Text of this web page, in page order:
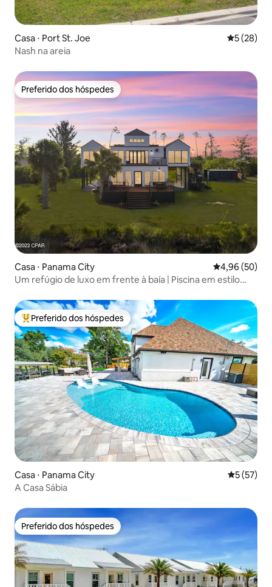
Casa ⋅ Port St. Joe 5 de uma
5 (28)
Nash na areia
Preferido dos hóspedes
Preferido dos hóspedes
Casa ⋅ Panama City 4,96 de uma
4,96 (50)
Um refúgio de luxo em frente à baía | Piscina em estilo
Entre os melhores preferidos dos hóspedes
Preferido dos hóspedes
Casa ⋅ Panama City 5 de uma
5 (57)
A Casa Sábia
Preferido dos hóspedes
Preferido dos hóspedes